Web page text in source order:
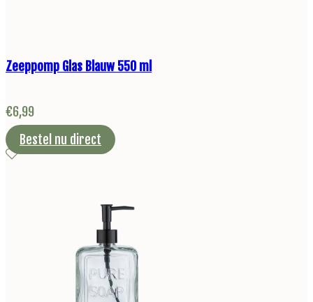
Zeeppomp Glas Blauw 550 ml
€6,99
Bestel nu direct